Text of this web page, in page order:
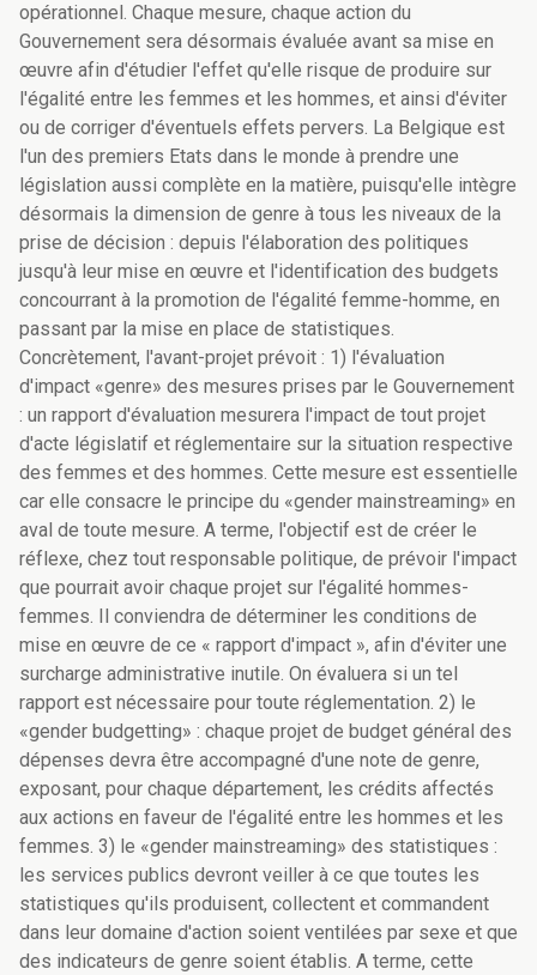
opérationnel. Chaque mesure, chaque action du
Gouvernement sera désormais évaluée avant sa mise en
œuvre afin d'étudier l'effet qu'elle risque de produire sur
l'égalité entre les femmes et les hommes, et ainsi d'éviter
ou de corriger d'éventuels effets pervers. La Belgique est
l'un des premiers Etats dans le monde à prendre une
législation aussi complète en la matière, puisqu'elle intègre
désormais la dimension de genre à tous les niveaux de la
prise de décision : depuis l'élaboration des politiques
jusqu'à leur mise en œuvre et l'identification des budgets
concourrant à la promotion de l'égalité femme-homme, en
passant par la mise en place de statistiques.
Concrètement, l'avant-projet prévoit : 1) l'évaluation
d'impact «genre» des mesures prises par le Gouvernement
: un rapport d'évaluation mesurera l'impact de tout projet
d'acte législatif et réglementaire sur la situation respective
des femmes et des hommes. Cette mesure est essentielle
car elle consacre le principe du «gender mainstreaming» en
aval de toute mesure. A terme, l'objectif est de créer le
réflexe, chez tout responsable politique, de prévoir l'impact
que pourrait avoir chaque projet sur l'égalité hommes-
femmes. Il conviendra de déterminer les conditions de
mise en œuvre de ce « rapport d'impact », afin d'éviter une
surcharge administrative inutile. On évaluera si un tel
rapport est nécessaire pour toute réglementation. 2) le
«gender budgetting» : chaque projet de budget général des
dépenses devra être accompagné d'une note de genre,
exposant, pour chaque département, les crédits affectés
aux actions en faveur de l'égalité entre les hommes et les
femmes. 3) le «gender mainstreaming» des statistiques :
les services publics devront veiller à ce que toutes les
statistiques qu'ils produisent, collectent et commandent
dans leur domaine d'action soient ventilées par sexe et que
des indicateurs de genre soient établis. A terme, cette